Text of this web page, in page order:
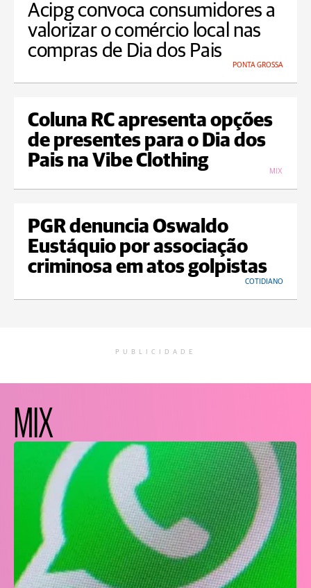
Acipg convoca consumidores a
valorizar o comércio local nas
compras de Dia dos Pais
PONTA GROSSA
Coluna RC apresenta opções
de presentes para o Dia dos
Pais na Vibe Clothing
MIX
PGR denuncia Oswaldo
Eustáquio por associação
criminosa em atos golpistas
COTIDIANO
PUBLICIDADE
MIX